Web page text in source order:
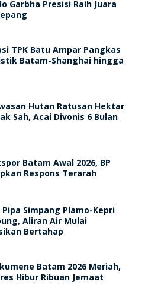
Garbha Presisi Raih Juara
TPK Batu Ampar Pangkas
Batam-Shanghai hingga
Hutan Ratusan Hektar
Sah, Acai Divonis 6 Bulan
Batam Awal 2026, BP
Respons Terarah
Simpang Plamo-Kepri
Aliran Air Mulai
Bertahap
Batam 2026 Meriah,
Hibur Ribuan Jemaat